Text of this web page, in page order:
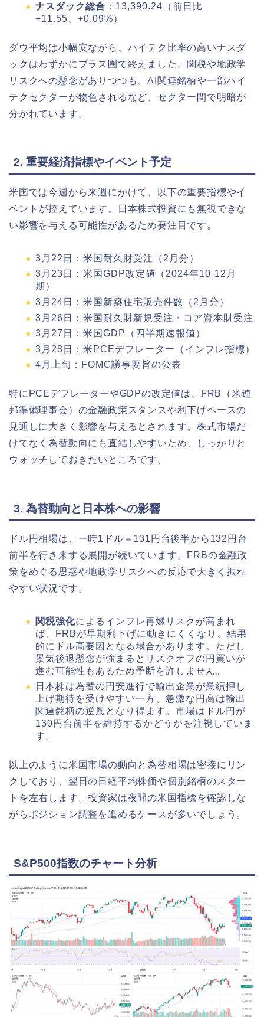
ナスダック総合 ：13,390.24（前日比
+11.55、+0.09%）
ダウ平均は小幅安ながら、ハイテク比率の高いナスダ
ックはわずかにプラス圏で終えました。関税や地政学
リスクへの懸念がありつつも、AI関連銘柄や一部ハイ
テクセクターが物色されるなど、セクター間で明暗が
分かれています。
2. 重要経済指標やイベント予定
米国では今週から来週にかけて、以下の重要指標やイ
ベントが控えています。日本株式投資にも無視できな
い影響を与える可能性があるため要注目です。
3月22日：米国耐久財受注（2月分）
3月23日：米国GDP改定値（2024年10-12月
期）
3月24日：米国新築住宅販売件数（2月分）
3月26日：米国耐久財新規受注・コア資本財受注
3月27日：米国GDP（四半期速報値）
3月28日：米PCEデフレーター（インフレ指標）
4月上旬：FOMC議事要旨の公表
特にPCEデフレーターやGDPの改定値は、FRB（米連
邦準備理事会）の金融政策スタンスや利下げペースの
見通しに大きく影響を与えるとされます。株式市場だ
けでなく為替動向にも直結しやすいため、しっかりと
ウォッチしておきたいところです。
3. 為替動向と日本株への影響
ドル円相場は、一時1ドル＝131円台後半から132円台
前半を行き来する展開が続いています。FRBの金融政
策をめぐる思惑や地政学リスクへの反応で大きく振れ
やすい状況です。
関税強化によるインフレ再燃リスクが高まれ
ば、FRBが早期利下げに動きにくくなり、結果
的にドル高要因となる場合があります。ただし
景気後退懸念が強まるとリスクオフの円買いが
進む可能性もあるため予断を許しません。
日本株は為替の円安進行で輸出企業が業績押し
上げ期待を受けやすい一方、急激な円高は輸出
関連銘柄の逆風となり得ます。市場はドル円が
130円台前半を維持するかどうかを注視していま
す。
以上のように米国市場の動向と為替相場は密接にリン
クしており、翌日の日経平均株価や個別銘柄のスター
トを左右します。投資家は夜間の米国指標を確認しな
がらポジション調整を進めるケースが多いでしょう。
S&P500指数のチャート分析